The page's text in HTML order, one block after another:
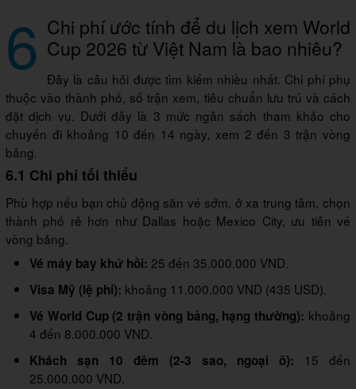
6 Chi phí ước tính để du lịch xem World
Cup 2026 từ Việt Nam là bao nhiêu?
Đây là câu hỏi được tìm kiếm nhiều nhất. Chi phí phụ
thuộc vào thành phố, số trận xem, tiêu chuẩn lưu trú và cách
đặt dịch vụ. Dưới đây là 3 mức ngân sách tham khảo cho
chuyến đi khoảng 10 đến 14 ngày, xem 2 đến 3 trận vòng
bảng.
6.1 Chi phí tối thiểu
Phù hợp nếu bạn chủ động săn vé sớm, ở xa trung tâm, chọn
thành phố rẻ hơn như Dallas hoặc Mexico City, ưu tiên vé
vòng bảng.
Vé máy bay khứ hồi: 25 đến 35.000.000 VND.
Visa Mỹ (lệ phí): khoảng 11.000.000 VND (435 USD).
Vé World Cup (2 trận vòng bảng, hạng thường): khoảng
4 đến 8.000.000 VND.
Khách sạn 10 đêm (2-3 sao, ngoại ô): 15 đến
25.000.000 VND.